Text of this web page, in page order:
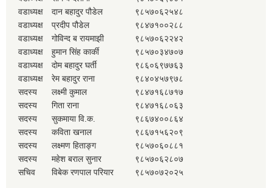
वडाध्यक्ष
दान बहादुर पौडेल
९८५७०६२५४८
वडाध्यक्ष
प्रदीप पौडेल
९८४७१००२८८
वडाध्यक्ष
गोविन्द ब रायमाझी
९८५७०६२२४२
वडाध्यक्ष
हुमान सिंह कार्की
९८५७०३४७०७
वडाध्यक्ष
दोम बहादुर घर्ती
९८६०६९७७६३
वडाध्यक्ष
रेम बहादुर राना
९८४०४५७९७८
सदस्य
लक्ष्मी कुमाल
९८४७१६८७१७
सदस्य
गिता राना
९८४७१६८०६३
सदस्य
सुकमाया वि.क.
९८६७४००८६४
सदस्य
कविता खनाल
९८६७१५६२०९
सदस्य
लक्ष्मण हिताङ्ग
९८५७०६०८८१
सदस्य
महेश बराल सुनार
९८५७०६२८०७
सचिव
विबेक रणपाल परियार ९८५७०७२०२५